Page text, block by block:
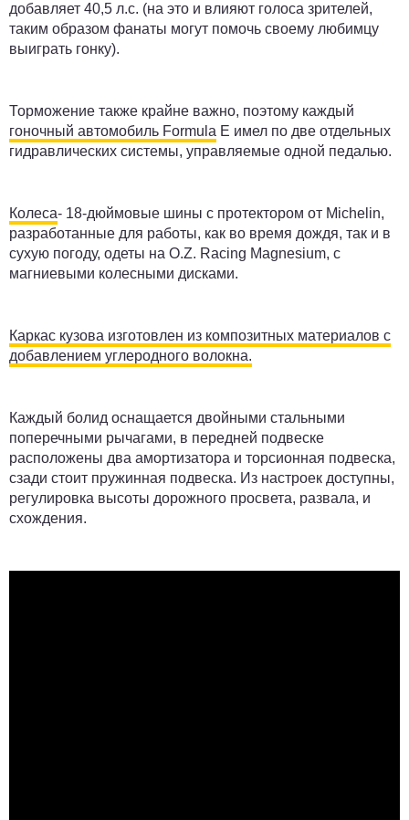
добавляет 40,5 л.с. (на это и влияют голоса зрителей,
таким образом фанаты могут помочь своему любимцу
выиграть гонку).
Торможение также крайне важно, поэтому каждый
гоночный автомобиль Formula E имел по две отдельных
гидравлических системы, управляемые одной педалью.
Колеса- 18-дюймовые шины с протектором от Michelin,
разработанные для работы, как во время дождя, так и в
сухую погоду, одеты на O.Z. Racing Magnesium, с
магниевыми колесными дисками.
Каркас кузова изготовлен из композитных материалов с
добавлением углеродного волокна.
Каждый болид оснащается двойными стальными
поперечными рычагами, в передней подвеске
расположены два амортизатора и торсионная подвеска,
сзади стоит пружинная подвеска. Из настроек доступны,
регулировка высоты дорожного просвета, развала, и
схождения.